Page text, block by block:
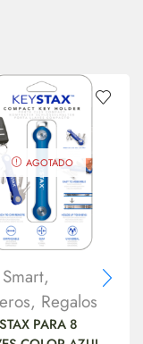
AGOTADO
,
, Regalos
PARA 8